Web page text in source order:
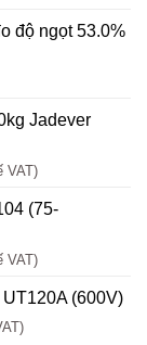
độ ngọt 53.0%
Jadever
VAT)
(75-
VAT)
(600V)